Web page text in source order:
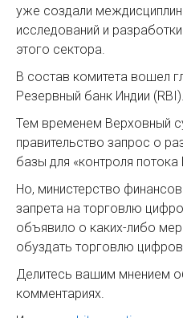
уже создали
исследований и
этого сектора.
В состав комитета вошел
Резервный банк Индии (RBI).
Тем временем Верховный
правительство запрос о
базы для «контроля потока
Но, министерство
запрета на торговлю
объявило о каких-либо
обуздать торговлю
Делитесь вашим мнением
комментариях.